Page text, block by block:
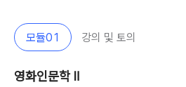
모듈01 강의 및 토의
영화인문학 Ⅱ